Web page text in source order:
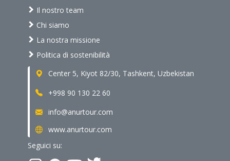
Il nostro team
Chi siamo
La nostra missione
Politica di sostenibilità
Center 5, Kiyot 82/30, Tashkent, Uzbekistan
+998 90 130 22 60
info@anurtour.com
www.anurtour.com
Seguici su: